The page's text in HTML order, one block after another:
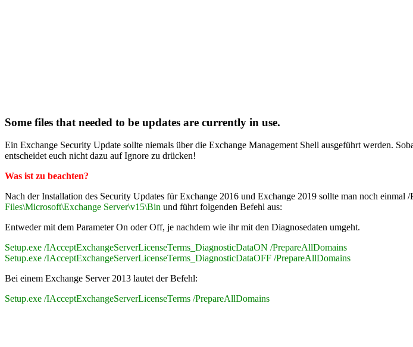
Some files that needed to be updates are currently in use.
Ein Exchange Security Update sollte niemals über die Exchange Management Shell ausgeführt werden.
entscheidet euch nicht dazu auf Ignore zu drücken!
Was ist zu beachten?
Nach der Installation des Security Updates für Exchange 2016 und Exchange 2019 sollte man noch
Files\Microsoft\Exchange Server\v15\Bin und führt folgenden Befehl aus:
Entweder mit dem Parameter On oder Off, je nachdem wie ihr mit den Diagnosedaten umgeht.
Setup.exe /IAcceptExchangeServerLicenseTerms_DiagnosticDataON /PrepareAllDomains
Setup.exe /IAcceptExchangeServerLicenseTerms_DiagnosticDataOFF /PrepareAllDomains
Bei einem Exchange Server 2013 lautet der Befehl:
Setup.exe /IAcceptExchangeServerLicenseTerms /PrepareAllDomains